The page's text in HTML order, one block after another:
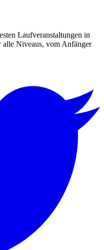
Laufveranstaltungen in
alle Niveaus, vom Anfänger